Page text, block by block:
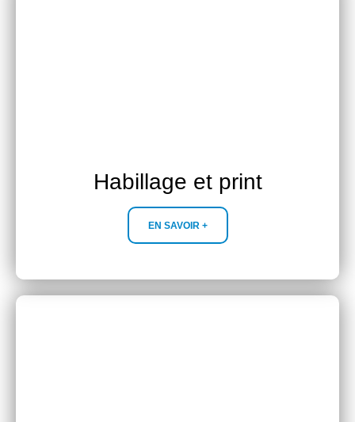
Habillage et print
EN SAVOIR +